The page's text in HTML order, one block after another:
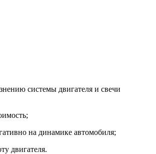
системы двигателя и свечи
на динамике автомобиля;
двигателя.